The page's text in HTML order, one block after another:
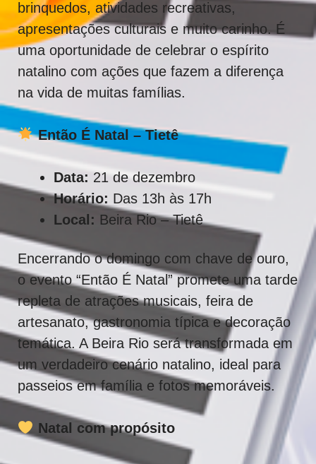
brinquedos, atividades recreativas,
apresentações culturais e muito carinho. É
uma oportunidade de celebrar o espírito
natalino com ações que fazem a diferença
na vida de muitas famílias.
Então É Natal – Tietê
Data: 21 de dezembro
Horário: Das 13h às 17h
Local: Beira Rio – Tietê
Encerrando o domingo com chave de ouro,
o evento “Então É Natal” promete uma tarde
repleta de atrações musicais, feira de
artesanato, gastronomia típica e decoração
temática. A Beira Rio será transformada em
um verdadeiro cenário natalino, ideal para
passeios em família e fotos memoráveis.
Natal com propósito